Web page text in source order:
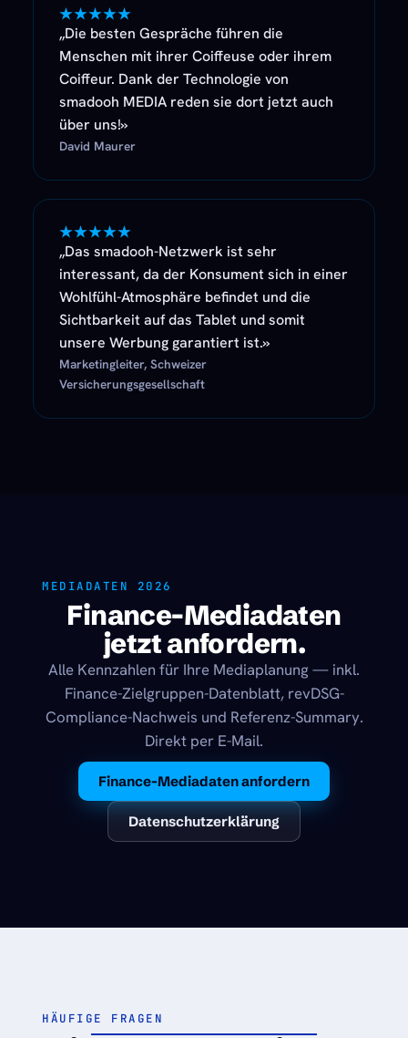
★★★★★
„Die besten Gespräche führen die
Menschen mit ihrer Coiffeuse oder ihrem
Coiffeur. Dank der Technologie von
smadooh MEDIA reden sie dort jetzt auch
über uns!»
David Maurer
★★★★★
„Das smadooh-Netzwerk ist sehr
interessant, da der Konsument sich in einer
Wohlfühl-Atmosphäre befindet und die
Sichtbarkeit auf das Tablet und somit
unsere Werbung garantiert ist.»
Marketingleiter, Schweizer
Versicherungsgesellschaft
MEDIADATEN 2026
Finance-Mediadaten
jetzt anfordern.
Alle Kennzahlen für Ihre Mediaplanung — inkl.
Finance-Zielgruppen-Datenblatt, revDSG-
Compliance-Nachweis und Referenz-Summary.
Direkt per E-Mail.
Finance-Mediadaten anfordern
Datenschutzerklärung
HÄUFIGE FRAGEN